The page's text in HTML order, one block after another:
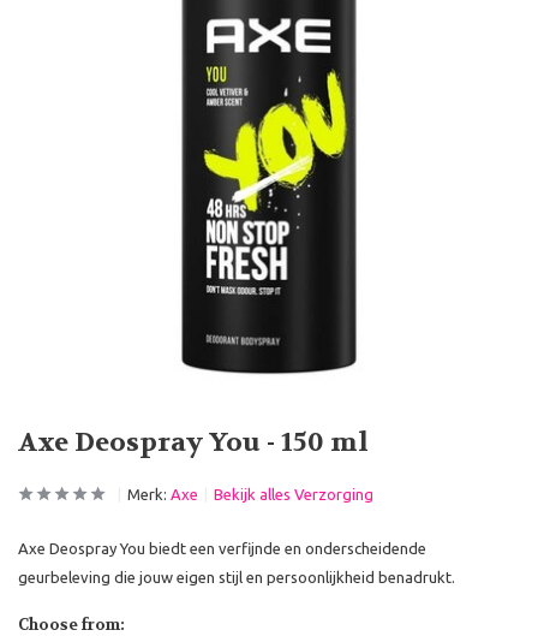
Axe Deospray You - 150 ml
Merk: Axe Bekijk alles Verzorging
Axe Deospray You biedt een verfijnde en onderscheidende
geurbeleving die jouw eigen stijl en persoonlijkheid benadrukt.
Choose from: